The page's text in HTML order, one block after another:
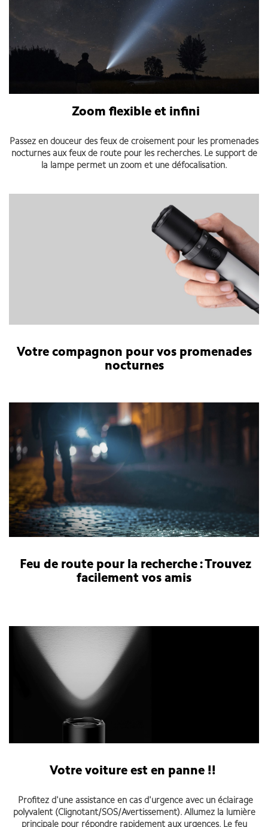
Zoom flexible et infini
Passez en douceur des feux de croisement pour les promenades
nocturnes aux feux de route pour les recherches. Le support de
la lampe permet un zoom et une défocalisation.
Votre compagnon pour vos promenades
nocturnes
Feu de route pour la recherche : Trouvez
facilement vos amis
Votre voiture est en panne !!
Profitez d'une assistance en cas d'urgence avec un éclairage
polyvalent (Clignotant/SOS/Avertissement). Allumez la lumière
principale pour répondre rapidement aux urgences. Le feu